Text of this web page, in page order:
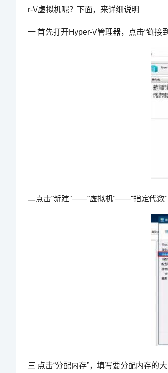
r-V虚拟机呢？下面，来详细说明
一 首先打开Hyper-V管理器，点击“链接
二点击“新建”——“虚拟机”——“指定代数”
三 点击“分配内存”，填写要分配内存的